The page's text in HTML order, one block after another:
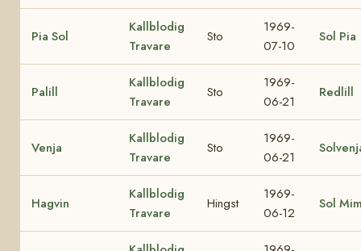
Pia Sol
Kallblodig
Travare
Sto
1969-
07-10
Sol Pia
Palill
Kallblodig
Travare
Sto
1969-
06-21
Redlill
Venja
Kallblodig
Travare
Sto
1969-
06-21
Hagvin
Kallblodig
Travare
Hingst
1969-
06-12
Sol